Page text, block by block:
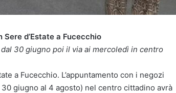
d’Estate a Fucecchio
30 giugno poi il via ai mercoledì in centro
a Fucecchio. L’appuntamento con i negozi
giugno al 4 agosto) nel centro cittadino avrà